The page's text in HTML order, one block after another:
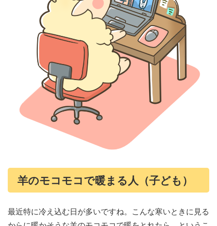
羊のモコモコで暖まる人（子ども）
最近特に冷え込む日が多いですね。こんな寒いときに見る